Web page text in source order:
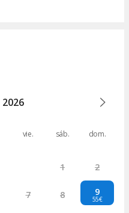
2026
vie. sáb. dom.
1 2
7 8 9
55€